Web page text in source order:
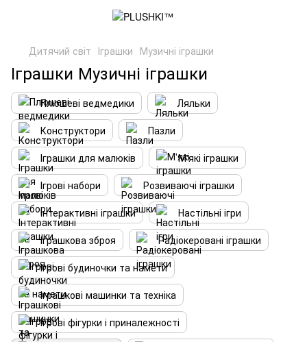
Дитячий світ Іграшки Музичні іграшки
Іграшки Музичні іграшки
Плюшеві ведмедики
Ляльки
Конструктори
Пазли
Іграшки для малюків
М'які іграшки
Ігрові набори
Розвиваючі іграшки
Інтерактивні іграшки
Настільні ігри
Іграшкова зброя
Радіокеровані іграшки
Ігрові будиночки та намети
Іграшкові машинки та техніка
Ігрові фігурки і приналежності